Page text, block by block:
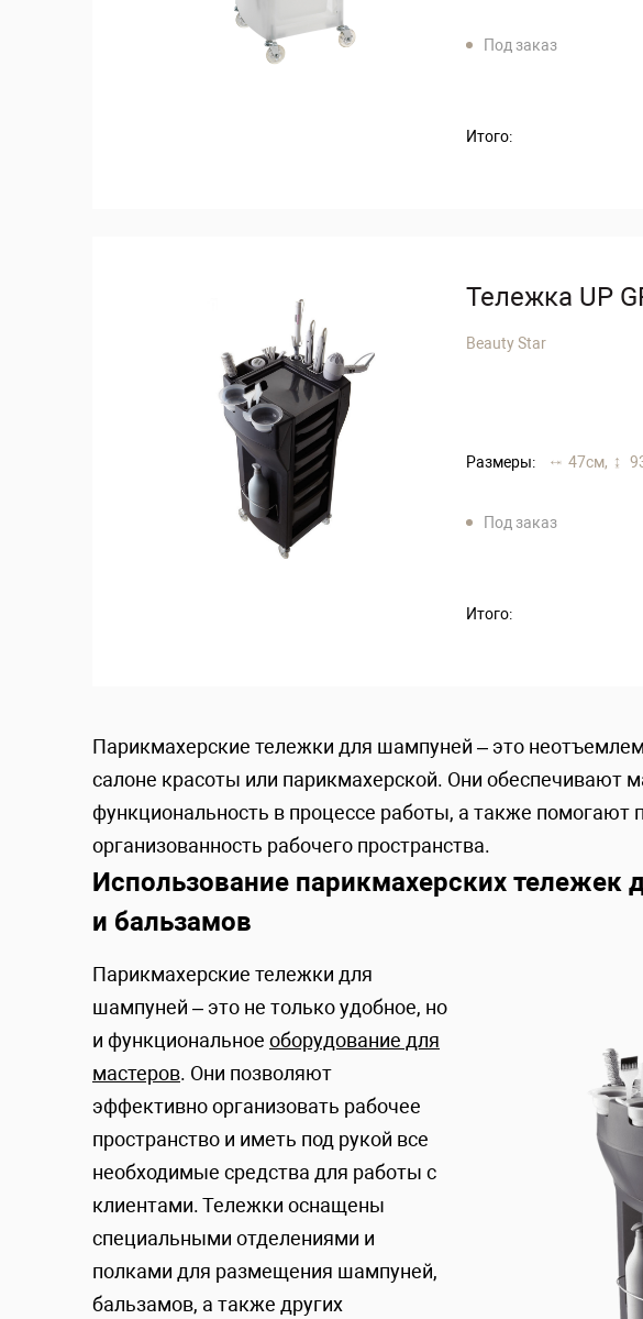
Под заказ
Итого:
Тележка UP
Beauty Star
Размеры: 47 см,
Под заказ
Итого:
Парикмахерские тележки для шампуней – это
салоне красоты или парикмахерской. Они обеспечивают
функциональность в процессе работы, а также помогают
организованность рабочего пространства.
Использование парикмахерских тележек
и бальзамов
Парикмахерские тележки для
шампуней – это не только удобное, но
и функциональное оборудование для
мастеров. Они позволяют
эффективно организовать рабочее
пространство и иметь под рукой все
необходимые средства для работы с
клиентами. Тележки оснащены
специальными отделениями и
полками для размещения шампуней,
бальзамов, а также других